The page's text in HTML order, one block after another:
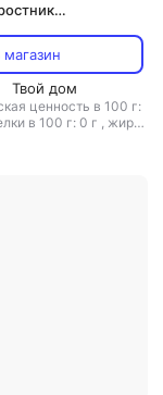
магазин
Твой дом
ценность в 100 г:
в 100 г: 0 г , жиры